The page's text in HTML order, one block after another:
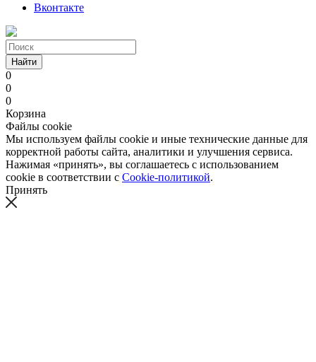
Вконтакте
Найти
0
0
0
Корзина
Файлы cookie
Мы используем файлы cookie и иные технические данные для
корректной работы сайта, аналитики и улучшения сервиса.
Нажимая «принять», вы соглашаетесь с использованием
cookie в соответствии с Cookie-политикой.
Принять